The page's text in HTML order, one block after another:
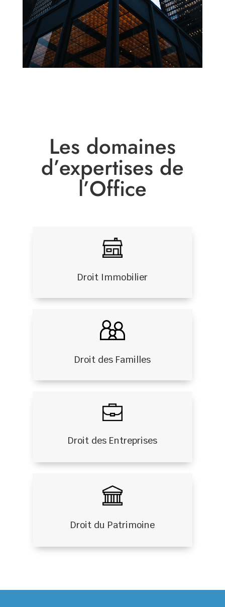
Les domaines
d’expertises de
l’Office
Droit Immobilier
Droit des Familles
Droit des Entreprises
Droit du Patrimoine